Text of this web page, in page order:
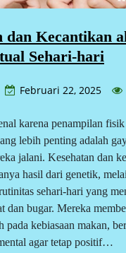
dan Kecantikan
Sehari-hari
Februari 22, 2025
karena penampilan
lebih penting adalah
jalani. Kesehatan dan
hasil dari genetik,
sehari-hari yang
dan bugar. Mereka
pada kebiasaan makan,
agar tetap positif…